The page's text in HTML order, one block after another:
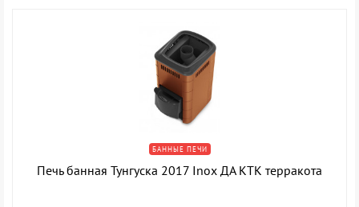
БАННЫЕ ПЕЧИ
Печь банная Тунгуска 2017 Inox ДА КТК терракота